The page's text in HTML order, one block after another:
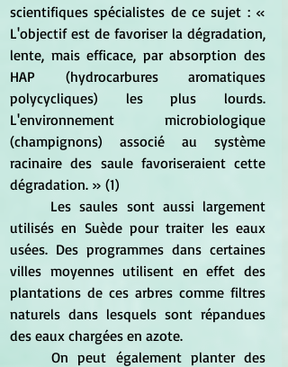
scientifiques spécialistes de ce sujet : «
L'objectif est de favoriser la dégradation,
lente, mais efficace, par absorption des
HAP (hydrocarbures aromatiques
polycycliques) les plus lourds.
L'environnement microbiologique
(champignons) associé au système
racinaire des saule favoriseraient cette
dégradation. » (1)
utilisés en Suède pour traiter les eaux
usées. Des programmes dans certaines
villes moyennes utilisent en effet des
plantations de ces arbres comme filtres
naturels dans lesquels sont répandues
des eaux chargées en azote.
	On peut également planter des